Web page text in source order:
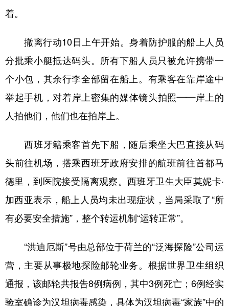
着。
撤离行动10日上午开始。身着防护服的船上人员
分批乘小艇抵达码头。所有下船人员只被允许携带一
个小包，其余行李全部留在船上。有乘客在靠岸途中
举起手机，对着岸上密集的媒体镜头拍照——岸上的
人拍他们，他们也在拍岸上。
西班牙籍乘客首先下船，随后乘坐大巴直接从码
头前往机场，搭乘西班牙政府安排的航班前往首都马
德里，到医院接受隔离观察。西班牙卫生大臣莫妮卡·
加西亚表示，船上人员均未出现症状，当局采取了“所
有必要安全措施”，整个转运机制“运转正常”。
“洪迪厄斯”号由总部位于荷兰的“泛海探险”公司运
营，主要从事极地探险邮轮业务。根据世界卫生组织
通报，该邮轮共报告8例病例，其中3例死亡；6例经实
验室确诊为汉坦病毒感染，具体为汉坦病毒“家族”中的